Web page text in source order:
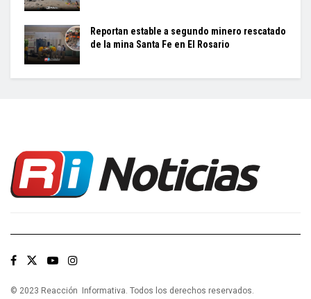
Reportan estable a segundo minero rescatado
de la mina Santa Fe en El Rosario
© 2023 Reacción Informativa. Todos los derechos reservados.